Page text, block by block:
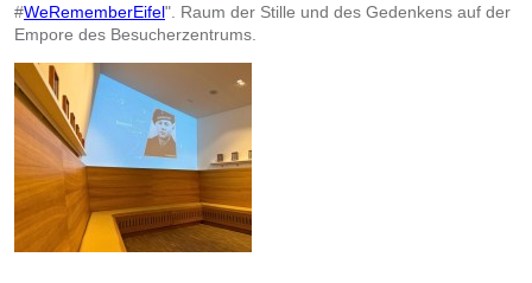
#WeRememberEifel". Raum der Stille und des Gedenkens auf der
Empore des Besucherzentrums.